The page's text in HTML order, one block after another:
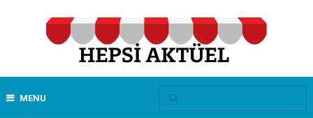
MENU